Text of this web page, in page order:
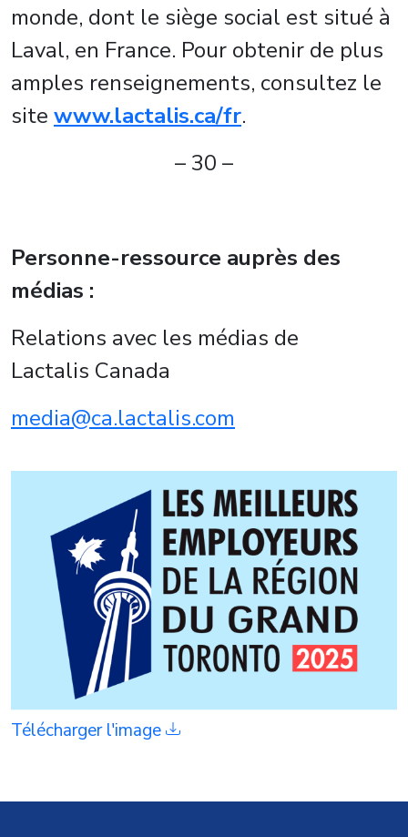
monde, dont le siège social est situé à
Laval, en France. Pour obtenir de plus
amples renseignements, consultez le
site www.lactalis.ca/fr.
– 30 –
Personne-ressource auprès des
médias :
Relations avec les médias de
Lactalis Canada
media@ca.lactalis.com
Télécharger l'image